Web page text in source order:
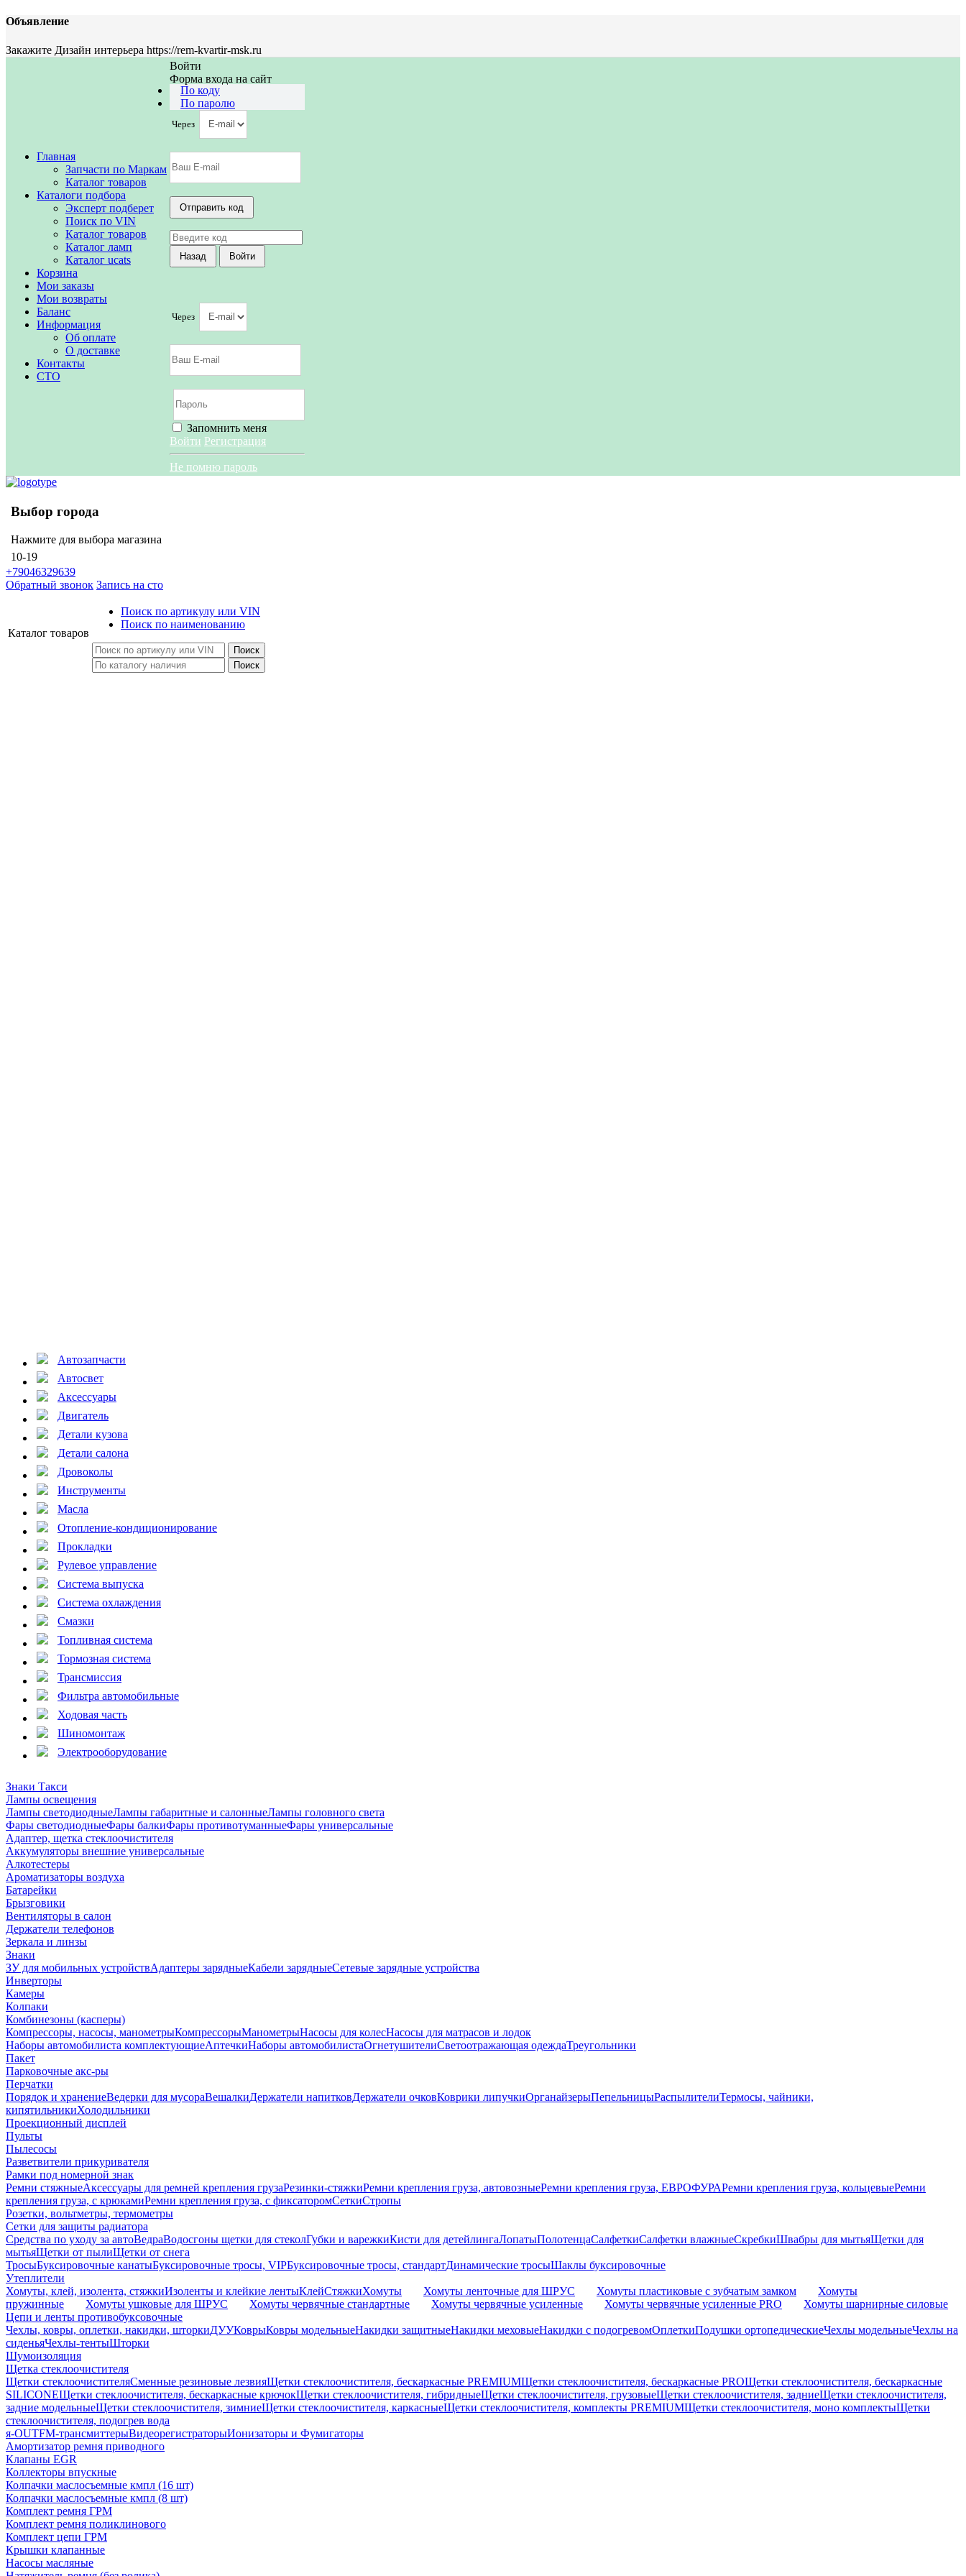
Объявление
Закажите Дизайн интерьера https://rem-kvartir-msk.ru
Главная
Запчасти по Маркам
Каталог товаров
Каталоги подбора
Эксперт подберет
Поиск по VIN
Каталог товаров
Каталог ламп
Каталог ucats
Корзина
Мои заказы
Мои возвраты
Баланс
Информация
Об оплате
О доставке
Контакты
СТО
Войти
Форма входа на сайт
По коду
По паролю
Через
Через
Запомнить меня
Войти Регистрация
Не помню пароль
Выбор города
Нажмите для выбора магазина
10-19
+79046329639
Обратный звонок Запись на сто
Каталог товаров
Поиск по артикулу или VIN
Поиск по наименованию
Поиск
Поиск
Автозапчасти
Автосвет
Аксессуары
Двигатель
Детали кузова
Детали салона
Дровоколы
Инструменты
Масла
Отопление-кондиционирование
Прокладки
Рулевое управление
Система выпуска
Система охлаждения
Смазки
Топливная система
Тормозная система
Трансмиссия
Фильтра автомобильные
Ходовая часть
Шиномонтаж
Электрооборудование
Знаки Такси
Лампы освещения
Лампы светодиодныеЛампы габаритные и салонныеЛампы головного света
Фары светодиодныеФары балкиФары противотуманныеФары универсальные
Адаптер, щетка стеклоочистителя
Аккумуляторы внешние универсальные
Алкотестеры
Ароматизаторы воздуха
Батарейки
Брызговики
Вентиляторы в салон
Держатели телефонов
Зеркала и линзы
Знаки
ЗУ для мобильных устройствАдаптеры зарядныеКабели зарядныеСетевые зарядные устройства
Инверторы
Камеры
Колпаки
Комбинезоны (касперы)
Компрессоры, насосы, манометрыКомпрессорыМанометрыНасосы для колесНасосы для матрасов и лодок
Наборы автомобилиста комплектующиеАптечкиНаборы автомобилистаОгнетушителиСветоотражающая одеждаТреугольники
Пакет
Парковочные акс-ры
Перчатки
Порядок и хранениеВедерки для мусораВешалкиДержатели напитковДержатели очковКоврики липучкиОрганайзерыПепельницыРаспылителиТермосы, чайники,
кипятильникиХолодильники
Проекционный дисплей
Пульты
Пылесосы
Разветвители прикуривателя
Рамки под номерной знак
Ремни стяжныеАксессуары для ремней крепления грузаРезинки-стяжкиРемни крепления груза, автовозныеРемни крепления груза, ЕВРОФУРАРемни крепления груза, кольцевыеРемни
крепления груза, с крюкамиРемни крепления груза, с фиксаторомСеткиСтропы
Розетки, вольтметры, термометры
Сетки для защиты радиатора
Средства по уходу за автоВедраВодосгоны щетки для стеколГубки и варежкиКисти для детейлингаЛопатыПолотенцаСалфеткиСалфетки влажныеСкребкиШвабры для мытьяЩетки для
мытьяЩетки от пылиЩетки от снега
ТросыБуксировочные канатыБуксировочные тросы, VIPБуксировочные тросы, стандартДинамические тросыШаклы буксировочные
Утеплители
Хомуты, клей, изолента, стяжкиИзоленты и клейкие лентыКлейСтяжкиХомуты Хомуты ленточные для ШРУС Хомуты пластиковые с зубчатым замком
Хомуты
пружинные
Хомуты ушковые для ШРУС Хомуты червячные стандартные Хомуты червячные усиленные Хомуты червячные усиленные PRO
Хомуты шарнирные силовые
Цепи и ленты противобуксовочные
Чехлы, ковры, оплетки, накидки, шторкиДУУКоврыКовры модельныеНакидки защитныеНакидки меховыеНакидки с подогревомОплеткиПодушки ортопедическиеЧехлы модельныеЧехлы на
сиденьяЧехлы-тентыШторки
Шумоизоляция
Щетка стеклоочистителя
Щетки стеклоочистителяСменные резиновые лезвияЩетки стеклоочистителя, бескаркасные PREMIUMЩетки стеклоочистителя, бескаркасные PROЩетки стеклоочистителя, бескаркасные
SILICONEЩетки стеклоочистителя, бескаркасные крючокЩетки стеклоочистителя, гибридныеЩетки стеклоочистителя, грузовыеЩетки стеклоочистителя, задниеЩетки стеклоочистителя,
задние модельныеЩетки стеклоочистителя, зимниеЩетки стеклоочистителя, каркасныеЩетки стеклоочистителя, комплекты PREMIUMЩетки стеклоочистителя, моно комплектыЩетки
стеклоочистителя, подогрев вода
я-OUTFM-трансмиттерыВидеорегистраторыИонизаторы и Фумигаторы
Амортизатор ремня приводного
Клапаны EGR
Коллекторы впускные
Колпачки маслосъемные кмпл (16 шт)
Колпачки маслосъемные кмпл (8 шт)
Комплект ремня ГРМ
Комплект ремня поликлинового
Комплект цепи ГРМ
Крышки клапанные
Насосы масляные